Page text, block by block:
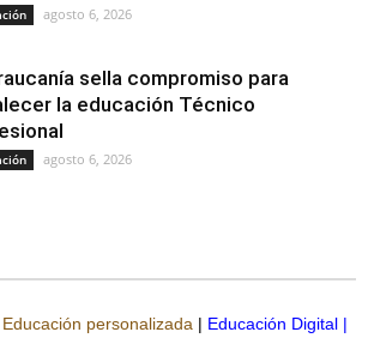
agosto 6, 2026
sella compromiso para
la educación Técnico
agosto 6, 2026
Educación personalizada | Educación Digital |